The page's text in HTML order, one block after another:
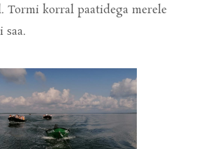
Tormi korral paatidega merele